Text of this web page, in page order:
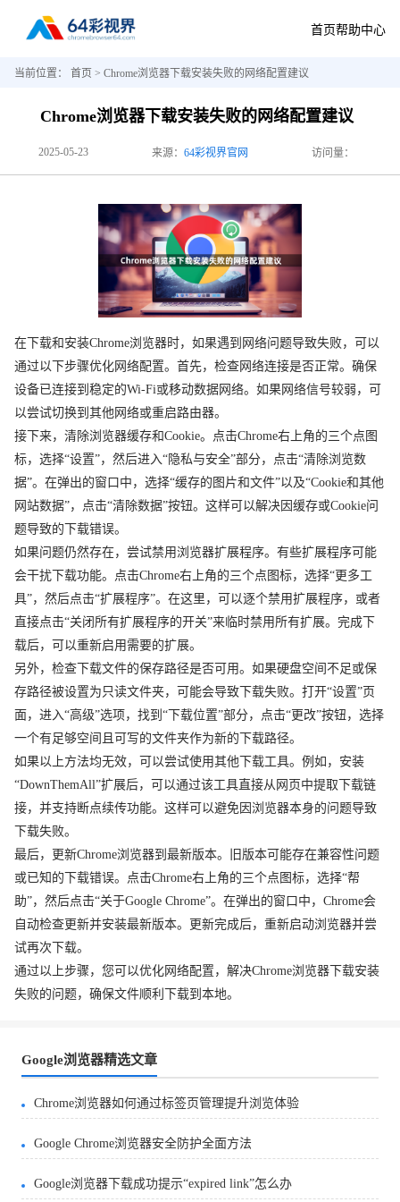
首页帮助中心
当前位置： 首页 > Chrome浏览器下载安装失败的网络配置建议
Chrome浏览器下载安装失败的网络配置建议
2025-05-23 来源： 64彩视界官网 访问量：
在下载和安装Chrome浏览器时，如果遇到网络问题导致失败，可以
通过以下步骤优化网络配置。首先，检查网络连接是否正常。确保
设备已连接到稳定的Wi-Fi或移动数据网络。如果网络信号较弱，可
以尝试切换到其他网络或重启路由器。
接下来，清除浏览器缓存和Cookie。点击Chrome右上角的三个点图
标，选择“设置”，然后进入“隐私与安全”部分，点击“清除浏览数
据”。在弹出的窗口中，选择“缓存的图片和文件”以及“Cookie和其他
网站数据”，点击“清除数据”按钮。这样可以解决因缓存或Cookie问
题导致的下载错误。
如果问题仍然存在，尝试禁用浏览器扩展程序。有些扩展程序可能
会干扰下载功能。点击Chrome右上角的三个点图标，选择“更多工
具”，然后点击“扩展程序”。在这里，可以逐个禁用扩展程序，或者
直接点击“关闭所有扩展程序的开关”来临时禁用所有扩展。完成下
载后，可以重新启用需要的扩展。
另外，检查下载文件的保存路径是否可用。如果硬盘空间不足或保
存路径被设置为只读文件夹，可能会导致下载失败。打开“设置”页
面，进入“高级”选项，找到“下载位置”部分，点击“更改”按钮，选择
一个有足够空间且可写的文件夹作为新的下载路径。
如果以上方法均无效，可以尝试使用其他下载工具。例如，安装
“DownThemAll”扩展后，可以通过该工具直接从网页中提取下载链
接，并支持断点续传功能。这样可以避免因浏览器本身的问题导致
下载失败。
最后，更新Chrome浏览器到最新版本。旧版本可能存在兼容性问题
或已知的下载错误。点击Chrome右上角的三个点图标，选择“帮
助”，然后点击“关于Google Chrome”。在弹出的窗口中，Chrome会
自动检查更新并安装最新版本。更新完成后，重新启动浏览器并尝
试再次下载。
通过以上步骤，您可以优化网络配置，解决Chrome浏览器下载安装
失败的问题，确保文件顺利下载到本地。
Google浏览器精选文章
Chrome浏览器如何通过标签页管理提升浏览体验
Google Chrome浏览器安全防护全面方法
Google浏览器下载成功提示“expired link”怎么办